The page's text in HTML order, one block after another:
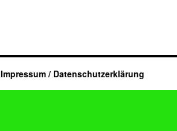
Impressum / Datenschutzerklärung